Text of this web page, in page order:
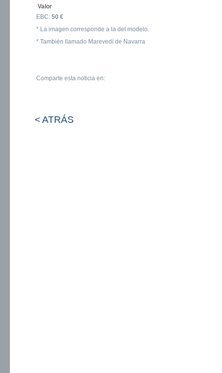
Valor
EBC: 50 €
* La imagen corresponde a la del modelo.
* También llamado Marevedí de Navarra
Comparte esta noticia en:
< ATRÁS